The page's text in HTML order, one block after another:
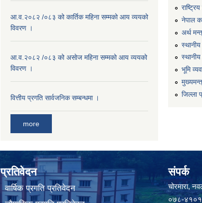
आ.व.२०८२ /०८३ को कार्तिक महिना सम्मको आय व्ययको
विवरण ।
आ.व.२०८२ /०८३ को असाेज महिना सम्मको आय व्ययको
विवरण ।
वित्तीय प्रगति सार्वजनिक सम्बन्धमा ।
more
नेपाल
अर्थ
भूमि
जिल्ला
प्रतिवेदन
वार्षिक प्रगति प्रतिवेदन
संपर्क
चोरमारा,
०७८-